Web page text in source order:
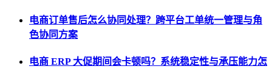
电商订单售后怎么协同处理？跨平台工单统一管理与角
色协同方案
电商 ERP 大促期间会卡顿吗？系统稳定性与承压能力怎